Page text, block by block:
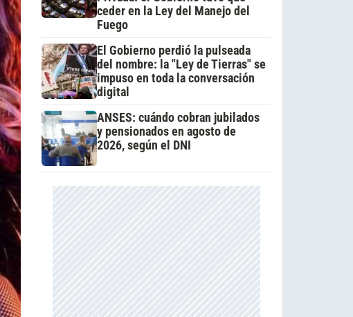
ceder en la Ley del Manejo del
Fuego
El Gobierno perdió la pulseada
del nombre: la "Ley de Tierras" se
impuso en toda la conversación
digital
ANSES: cuándo cobran jubilados
y pensionados en agosto de
2026, según el DNI